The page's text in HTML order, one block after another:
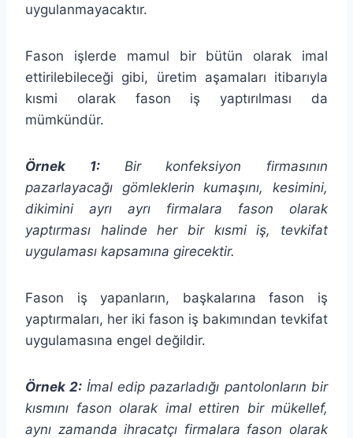
uygulanmayacaktır.
Fason işlerde mamul bir bütün olarak imal
ettirilebileceği gibi, üretim aşamaları itibarıyla
kısmi olarak fason iş yaptırılması da
mümkündür.
Örnek 1:
Bir konfeksiyon firmasının
pazarlayacağı gömleklerin kumaşını, kesimini,
dikimini ayrı ayrı firmalara fason olarak
yaptırması halinde her bir kısmi iş, tevkifat
uygulaması kapsamına girecektir.
Fason iş yapanların, başkalarına fason iş
yaptırmaları, her iki fason iş bakımından tevkifat
uygulamasına engel değildir.
Örnek 2: İmal edip pazarladığı pantolonların bir
kısmını fason olarak imal ettiren bir mükellef,
aynı zamanda ihracatçı firmalara fason olarak